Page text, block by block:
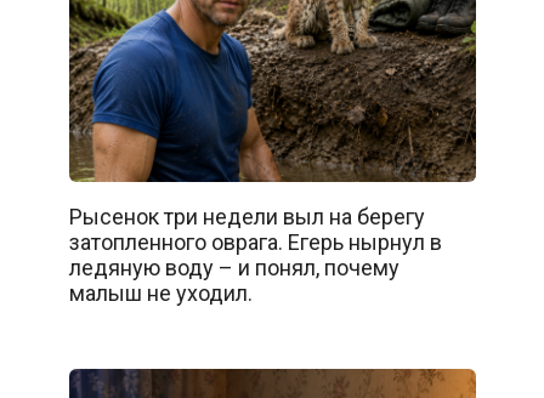
Рысенок три недели выл на берегу
затопленного оврага. Егерь нырнул в
ледяную воду – и понял, почему
малыш не уходил.